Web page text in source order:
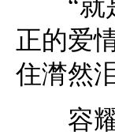
“就是
正的爱
住潸然
容耀